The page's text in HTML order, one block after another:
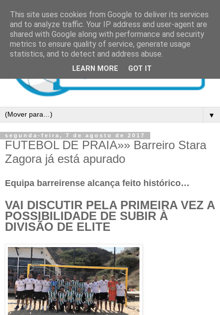
▼
segunda-feira, 7 de agosto de 2017
FUTEBOL DE PRAIA»» Barreiro Stara
Zagora já está apurado
Equipa barreirense alcança feito histórico…
VAI DISCUTIR PELA PRIMEIRA VEZ A
POSSIBILIDADE DE SUBIR À
DIVISÃO DE ELITE
This site uses cookies from Google to deliver its services
and to analyze traffic. Your IP address and user-agent are
shared with Google along with performance and security
metrics to ensure quality of service, generate usage
statistics, and to detect and address abuse.
LEARN MORE GOT IT